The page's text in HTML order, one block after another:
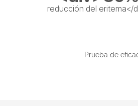
reducción del eritema</
Prueba de